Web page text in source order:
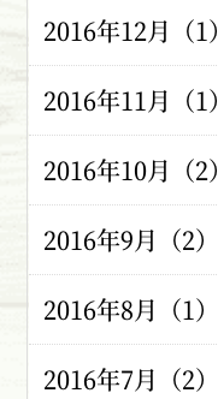
2016年12月（1）
2016年11月（1）
2016年10月（2）
2016年9月（2）
2016年8月（1）
2016年7月（2）